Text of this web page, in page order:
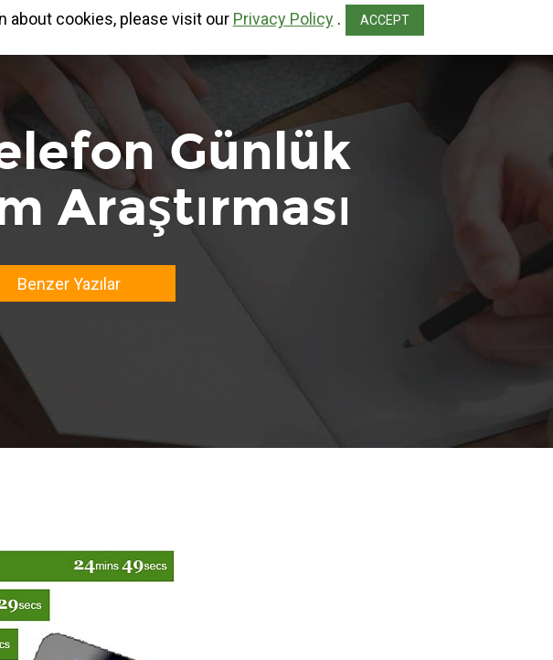
Günlük
Araştırması
Benzer Yazılar
about cookies, please visit our Privacy Policy. ACCEPT